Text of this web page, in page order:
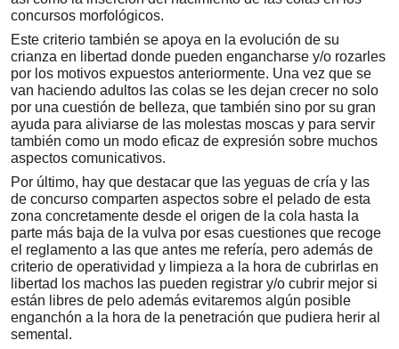
concursos morfológicos.
Este criterio también se apoya en la evolución de su
crianza en libertad donde pueden engancharse y/o rozarles
por los motivos expuestos anteriormente. Una vez que se
van haciendo adultos las colas se les dejan crecer no solo
por una cuestión de belleza, que también sino por su gran
ayuda para aliviarse de las molestas moscas y para servir
también como un modo eficaz de expresión sobre muchos
aspectos comunicativos.
Por último, hay que destacar que las yeguas de cría y las
de concurso comparten aspectos sobre el pelado de esta
zona concretamente desde el origen de la cola hasta la
parte más baja de la vulva por esas cuestiones que recoge
el reglamento a las que antes me refería, pero además de
criterio de operatividad y limpieza a la hora de cubrirlas en
libertad los machos las pueden registrar y/o cubrir mejor si
están libres de pelo además evitaremos algún posible
enganchón a la hora de la penetración que pudiera herir al
semental.